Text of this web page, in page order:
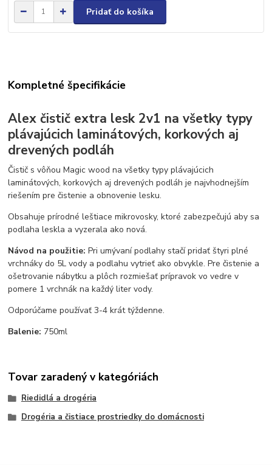
Pridať do košíka
Kompletné špecifikácie
Alex čistič extra lesk 2v1 na všetky typy
plávajúcich laminátových, korkových aj
drevených podláh
Čistič s vôňou Magic wood na všetky typy plávajúcich
laminátových, korkových aj drevených podláh je najvhodnejším
riešením pre čistenie a obnovenie lesku.
Obsahuje prírodné leštiace mikrovosky, ktoré zabezpečujú aby sa
podlaha leskla a vyzerala ako nová.
Návod na použitie:Pri umývaní podlahy stačí pridať štyri plné
vrchnáky do 5L vody a podlahu vytrieť ako obvykle. Pre čistenie a
ošetrovanie nábytku a plôch rozmiešať prípravok vo vedre v
pomere 1 vrchnák na každý liter vody.
Odporúčame používať 3-4 krát týždenne.
Balenie: 750ml
Tovar zaradený v kategóriách
Riedidlá a drogéria
Drogéria a čistiace prostriedky do domácnosti